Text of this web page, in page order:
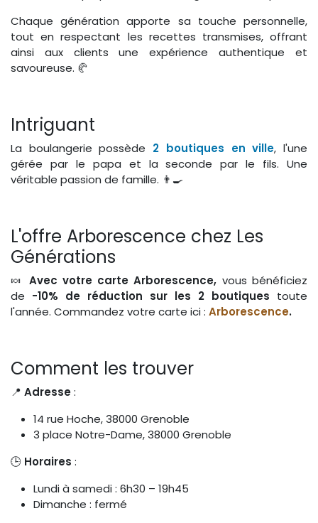
Chaque génération apporte sa touche personnelle,
tout en respectant les recettes transmises, offrant
ainsi aux clients une expérience authentique et
savoureuse. 🥐
Intriguant
La boulangerie possède 2 boutiques en ville, l'une
gérée par le papa et la seconde par le fils. Une
véritable passion de famille. 👨‍🍳
L'offre Arborescence chez Les
Générations
🍬 Avec votre carte Arborescence, vous bénéficiez
de -10% de réduction sur les 2 boutiques toute
l'année. Commandez votre carte ici : Arborescence.
Comment les trouver
📍 Adresse:
14 rue Hoche, 38000 Grenoble
3 place Notre-Dame, 38000 Grenoble
🕒 Horaires :
Lundi à samedi : 6h30 – 19h45
Dimanche : fermé